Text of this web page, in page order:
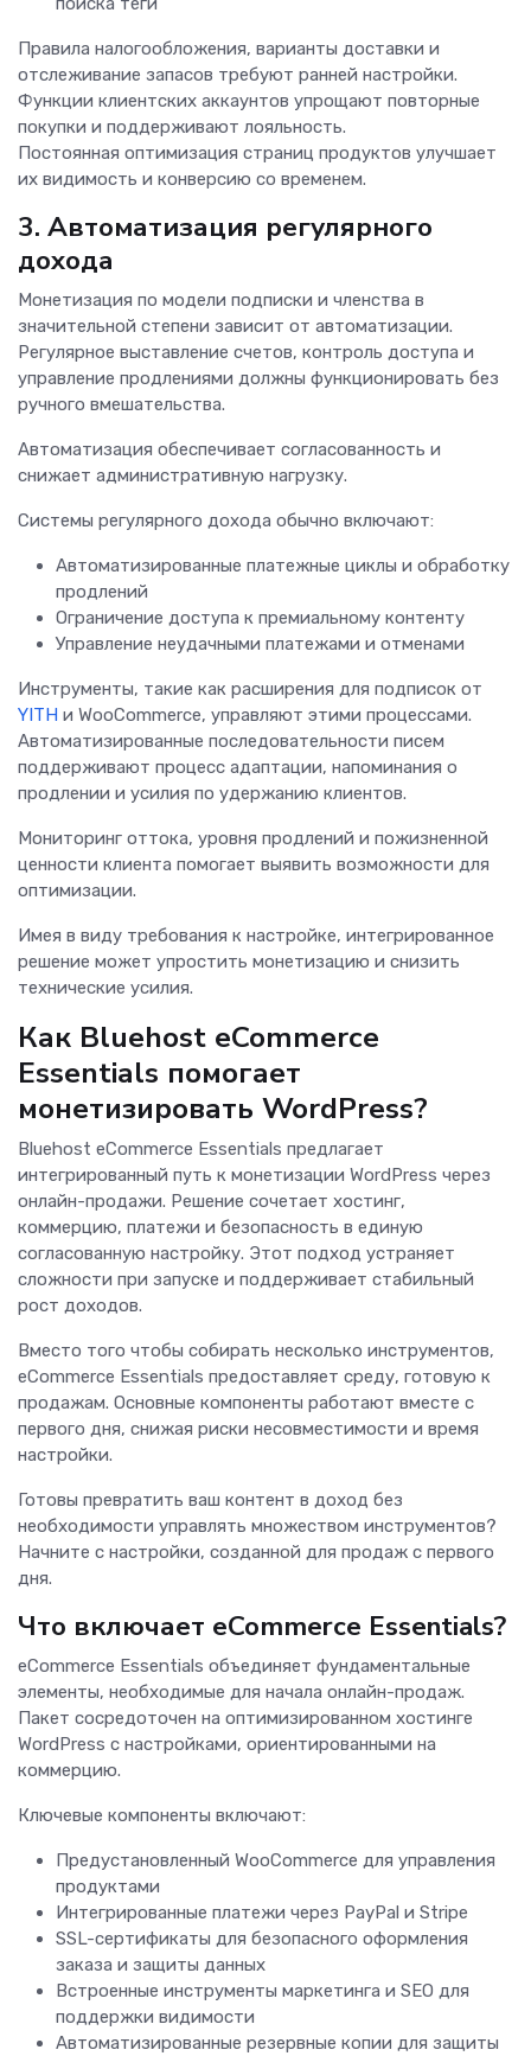
Правила налогообложения, варианты доставки и
отслеживание запасов требуют ранней настройки.
Функции клиентских аккаунтов упрощают повторные
покупки и поддерживают лояльность.
Постоянная оптимизация страниц продуктов улучшает
их видимость и конверсию со временем.
3. Автоматизация регулярного
дохода
Монетизация по модели подписки и членства в
значительной степени зависит от автоматизации.
Регулярное выставление счетов, контроль доступа и
управление продлениями должны функционировать без
ручного вмешательства.
Автоматизация обеспечивает согласованность и
снижает административную нагрузку.
Системы регулярного дохода обычно включают:
Автоматизированные платежные циклы и обработку
продлений
Ограничение доступа к премиальному контенту
Управление неудачными платежами и отменами
Инструменты, такие как расширения для подписок от
YITH и WooCommerce, управляют этими процессами.
Автоматизированные последовательности писем
поддерживают процесс адаптации, напоминания о
продлении и усилия по удержанию клиентов.
Мониторинг оттока, уровня продлений и пожизненной
ценности клиента помогает выявить возможности для
оптимизации.
Имея в виду требования к настройке, интегрированное
решение может упростить монетизацию и снизить
технические усилия.
Как Bluehost eCommerce
Essentials помогает
монетизировать WordPress?
Bluehost eCommerce Essentials предлагает
интегрированный путь к монетизации WordPress через
онлайн-продажи. Решение сочетает хостинг,
коммерцию, платежи и безопасность в единую
согласованную настройку. Этот подход устраняет
сложности при запуске и поддерживает стабильный
рост доходов.
Вместо того чтобы собирать несколько инструментов,
eCommerce Essentials предоставляет среду, готовую к
продажам. Основные компоненты работают вместе с
первого дня, снижая риски несовместимости и время
настройки.
Готовы превратить ваш контент в доход без
необходимости управлять множеством инструментов?
Начните с настройки, созданной для продаж с первого
дня.
Что включает eCommerce Essentials?
eCommerce Essentials объединяет фундаментальные
элементы, необходимые для начала онлайн-продаж.
Пакет сосредоточен на оптимизированном хостинге
WordPress с настройками, ориентированными на
коммерцию.
Ключевые компоненты включают:
Предустановленный WooCommerce для управления
продуктами
Интегрированные платежи через PayPal и Stripe
SSL-сертификаты для безопасного оформления
заказа и защиты данных
Встроенные инструменты маркетинга и SEO для
поддержки видимости
Автоматизированные резервные копии для защиты